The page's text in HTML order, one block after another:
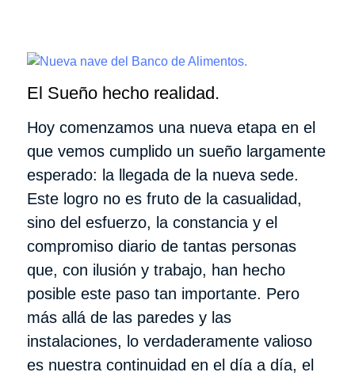
El Sueño hecho realidad.
Hoy comenzamos una nueva etapa en el
que vemos cumplido un sueño largamente
esperado: la llegada de la nueva sede.
Este logro no es fruto de la casualidad,
sino del esfuerzo, la constancia y el
compromiso diario de tantas personas
que, con ilusión y trabajo, han hecho
posible este paso tan importante. Pero
más allá de las paredes y las
instalaciones, lo verdaderamente valioso
es nuestra continuidad en el día a día, el